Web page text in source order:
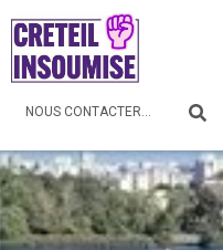
NOUS CONTACTER…